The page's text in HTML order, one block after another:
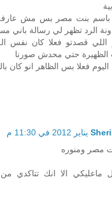
باسم بنت مصر بس مش
الرد تظهر لي رسالة باني
اللي قصدتو فعلا كان نفس
الظهيرة حتي محدش صورنا
فعلا بس الظاهر انو كان
مصر ومنوره
ماعليكي الا انك تتاكدي